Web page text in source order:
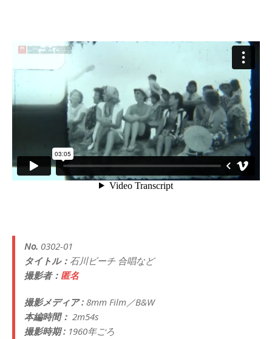
No. 0302-01
タイトル： 石川ビーチ 合唱など
撮影者： 匿名
撮影メディア : 8mm Film／B&W
本編時間： 2m54s
撮影時期 : 1960年ごろ